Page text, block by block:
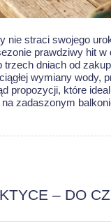
straci swojego
prawdziwy hit
dniach od
wymiany wody,
propozycji, które
zadaszonym
– DO